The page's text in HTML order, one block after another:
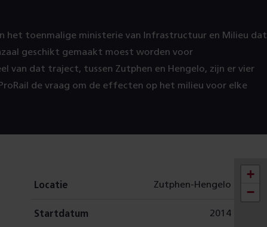
het toenmalige ministerie van Infrastructuur en Milieu dat
geschikt gemaakt moest worden voor
van dat traject, tussen Zutphen en Hengelo, zijn er vier
de vraag om de effecten op het milieu voor elke
Locatie Zutphen-Hengelo
Startdatum 2014
+
−